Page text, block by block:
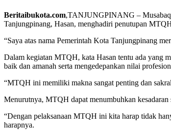
Beritaibukota.com,TANJUNGPINANG –
Tanjungpinang, Hasan, menghadiri penutupan
“Saya atas nama Pemerintah Kota Tanjungpinang
Dalam kegiatan MTQH, kata Hasan tentu ada yang
baik dan amanah serta mengedepankan nilai
“MTQH ini memiliki makna sangat penting dan
Menurutnya, MTQH dapat menumbuhkan
“Dengan pelaksanaan MTQH ini kita harap tidak
harapnya.